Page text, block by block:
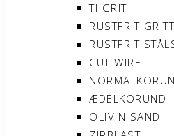
TI GRIT
RUSTFRIT
RUSTFRIT
CUT WIRE
ÆDELKORUND
OLIVIN SAND